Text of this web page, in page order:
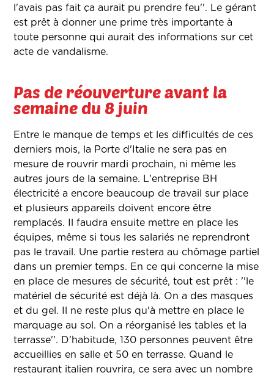
l'avais pas fait ça aurait pu prendre feu''. Le gérant
est prêt à donner une prime très importante à
toute personne qui aurait des informations sur cet
acte de vandalisme.
Pas de réouverture avant la
semaine du 8 juin
Entre le manque de temps et les difficultés de ces
derniers mois, la Porte d'Italie ne sera pas en
mesure de rouvrir mardi prochain, ni même les
autres jours de la semaine. L'entreprise BH
électricité a encore beaucoup de travail sur place
et plusieurs appareils doivent encore être
remplacés. Il faudra ensuite mettre en place les
équipes, même si tous les salariés ne reprendront
pas le travail. Une partie restera au chômage partiel
dans un premier temps. En ce qui concerne la mise
en place de mesures de sécurité, tout est prêt : ''le
matériel de sécurité est déjà là. On a des masques
et du gel. Il ne reste plus qu'à mettre en place le
marquage au sol. On a réorganisé les tables et la
terrasse''. D'habitude, 130 personnes peuvent être
accueillies en salle et 50 en terrasse. Quand le
restaurant italien rouvrira, ce sera avec un nombre